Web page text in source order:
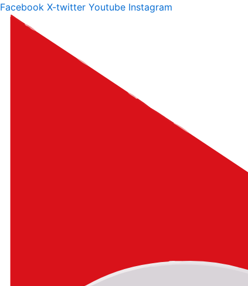
Facebook X-twitter Youtube Instagram